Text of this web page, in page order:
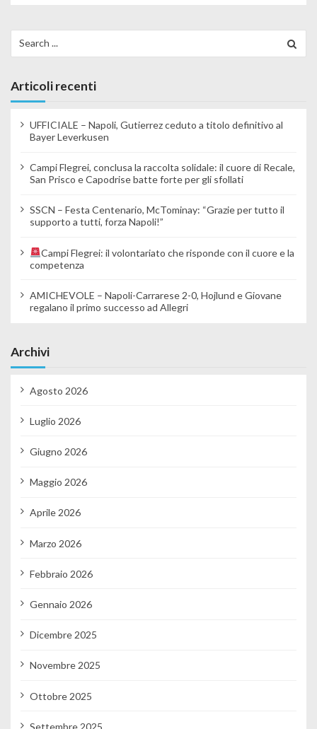
Articoli recenti
UFFICIALE – Napoli, Gutierrez ceduto a titolo definitivo al
Bayer Leverkusen
Campi Flegrei, conclusa la raccolta solidale: il cuore di Recale,
San Prisco e Capodrise batte forte per gli sfollati
SSCN – Festa Centenario, McTominay: “Grazie per tutto il
supporto a tutti, forza Napoli!”
Campi Flegrei: il volontariato che risponde con il cuore e la
competenza
AMICHEVOLE – Napoli-Carrarese 2-0, Hojlund e Giovane
regalano il primo successo ad Allegri
Archivi
Agosto 2026
Luglio 2026
Giugno 2026
Maggio 2026
Aprile 2026
Marzo 2026
Febbraio 2026
Gennaio 2026
Dicembre 2025
Novembre 2025
Ottobre 2025
Settembre 2025